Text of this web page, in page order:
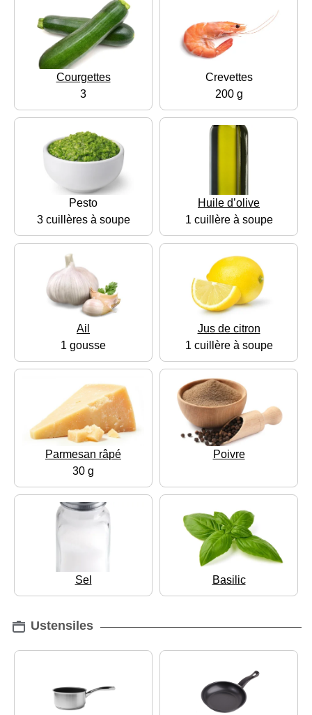
Courgettes
3
Crevettes
200 g
Pesto
3 cuillères à soupe
Huile d’olive
1 cuillère à soupe
Ail
1 gousse
Jus de citron
1 cuillère à soupe
Parmesan râpé
30 g
Poivre
Sel Basilic
Ustensiles